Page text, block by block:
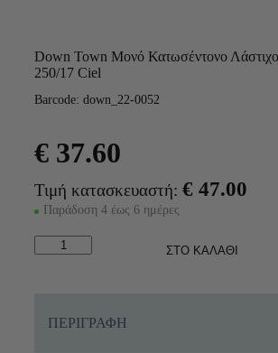
Down Town Μονό Κατωσέντονο
250/17 Ciel
Barcode: down_22-0052
€ 37.60
Τιμή κατασκευαστή: € 47.00
Παράδοση 4 έως 6 ημέρες
Down
Town
105x205+40
ΣΤΟ ΚΑΛΑΘΙ
ΠΕΡΙΓΡΑΦΗ